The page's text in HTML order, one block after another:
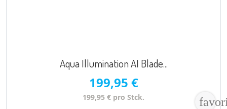
Aqua Illumination AI Blade...
199,95 €
199,95 € pro Stck.